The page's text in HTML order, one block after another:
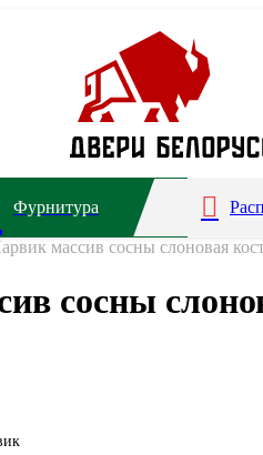
Фурнитура
массив сосны слоновая
сосны